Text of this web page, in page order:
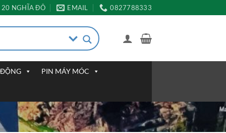
20 NGHĨA ĐÔ EMAIL 0827788333
PIN MÁY MÓC